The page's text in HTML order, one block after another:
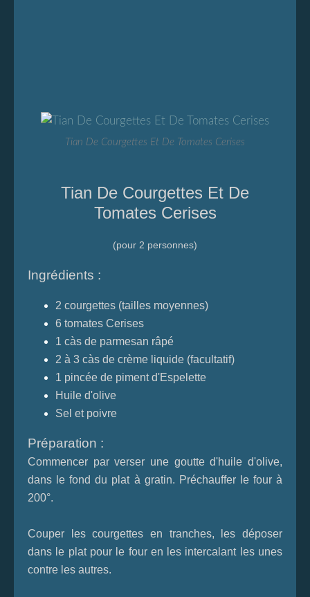
Tian De Courgettes Et De Tomates Cerises
Tian De Courgettes Et De
Tomates Cerises
(pour 2 personnes)
Ingrédients :
2 courgettes (tailles moyennes)
6 tomates Cerises
1 càs de parmesan râpé
2 à 3 càs de crème liquide (facultatif)
1 pincée de piment d'Espelette
Huile d'olive
Sel et poivre
Préparation :
Commencer par verser une goutte d'huile d'olive,
dans le fond du plat à gratin. Préchauffer le four à
200°.
Couper les courgettes en tranches, les déposer
dans le plat pour le four en les intercalant les unes
contre les autres.